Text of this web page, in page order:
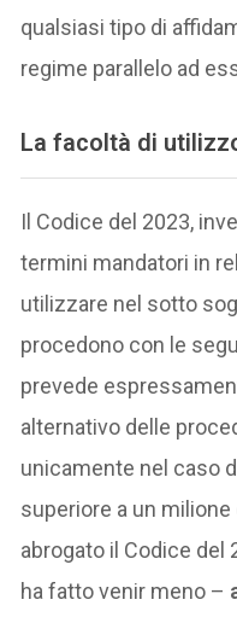
qualsiasi tipo di
regime parallelo ad
La facoltà di
Il Codice del 2023,
termini mandatori in
utilizzare nel sotto
procedono con le
prevede
alternativo delle
unicamente nel caso
superiore a un milione
abrogato il Codice del
ha fatto venir meno –